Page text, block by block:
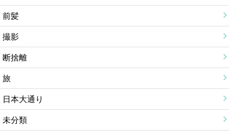
前髪
撮影
断捨離
旅
日本大通り
未分類